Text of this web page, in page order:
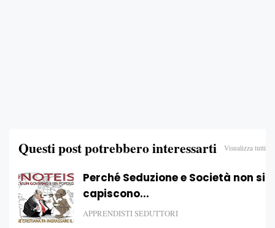
Questi post potrebbero interessarti Visualizza tutti
Perché Seduzione e Società non si
capiscono...
APPRENDISTI SEDUTTORI